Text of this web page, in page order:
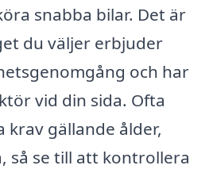
snabba bilar. Det är
du väljer erbjuder
och har
vid din sida. Ofta
krav gällande ålder,
så se till att kontrollera